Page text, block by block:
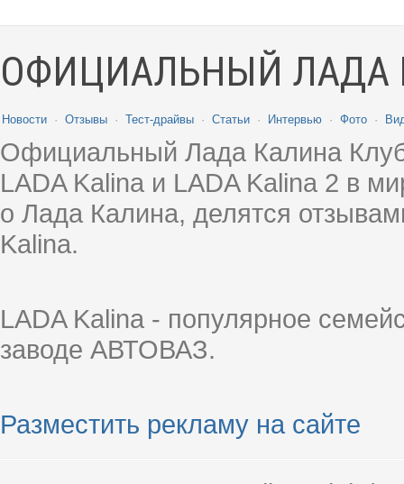
ОФИЦИАЛЬНЫЙ ЛАДА
Новости · Отзывы · Тест-драйвы · Статьи · Интервью · Фото ·
Официальный Лада Калина
LADA Kalina и LADA Kalina 2 в
о Лада Калина, делятся
Kalina.
LADA Kalina - популярное
заводе АВТОВАЗ.
Разместить рекламу на сайте